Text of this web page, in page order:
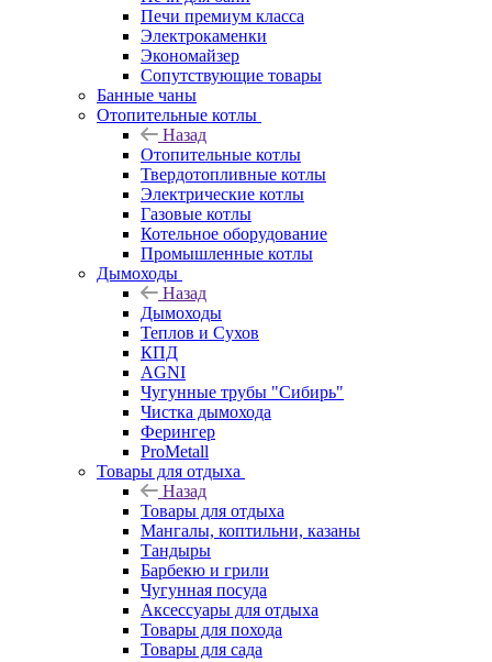
Печи премиум класса
Электрокаменки
Экономайзер
Сопутствующие товары
Банные чаны
Отопительные котлы
Назад
Отопительные котлы
Твердотопливные котлы
Электрические котлы
Газовые котлы
Котельное оборудование
Промышленные котлы
Дымоходы
Назад
Дымоходы
Теплов и Сухов
КПД
AGNI
Чугунные трубы "Сибирь"
Чистка дымохода
Ферингер
ProMetall
Товары для отдыха
Назад
Товары для отдыха
Мангалы, коптильни, казаны
Тандыры
Барбекю и грили
Чугунная посуда
Аксессуары для отдыха
Товары для похода
Товары для сада